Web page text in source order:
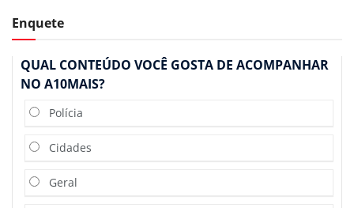
Enquete
QUAL CONTEÚDO VOCÊ GOSTA DE ACOMPANHAR
NO A10MAIS?
Polícia
Cidades
Geral